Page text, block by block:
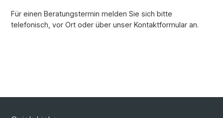
Für einen Beratungstermin melden Sie sich bitte
telefonisch, vor Ort oder über unser Kontaktformular an.